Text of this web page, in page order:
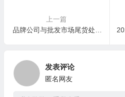
上一篇
发表评论
匿名网友